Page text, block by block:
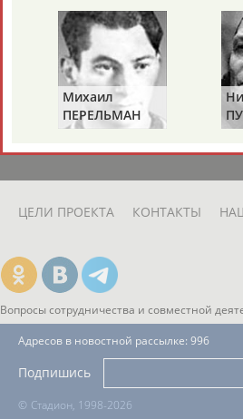
24 персон из 13181
ЕЩЁ
ТАБЛО АКТИВНОСТИ
ЦЕЛИ ПРОЕКТА КОНТАКТЫ
Вопросы сотрудничества и совместной
© Стадион, 1998-2026
Адресов в новостной рассылке: 996
Подпишись
Михаил
ПЕРЕЛЬМАН
(ПЕРЛЬМАН)